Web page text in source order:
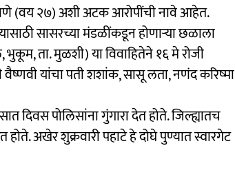
(वय २७) अशी अटक आरोपींची नावे आहेत.
सासरच्या मंडळींकडून होणाऱ्या छळाला
ता. मुळशी) या विवाहितेने १६ मे रोजी
यांचा पती शशांक, सासू लता, नणंद करिष्मा
दिवस पोलिसांना गुंगारा देत होते. जिल्ह्यातच
अखेर शुक्रवारी पहाटे हे दोघे पुण्यात स्वारगेट